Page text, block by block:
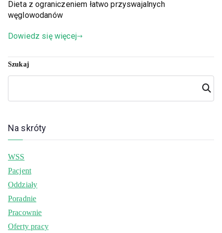
Dieta z ograniczeniem łatwo przyswajalnych
węglowodanów
Dowiedz się więcej
Szukaj
Szuka
j
Na skróty
WSS
Pacjent
Oddziały
Poradnie
Pracownie
Oferty pracy